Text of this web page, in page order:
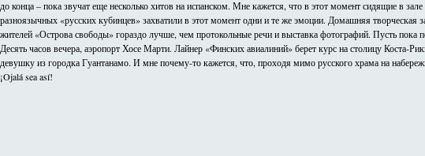
до конца – пока звучат еще несколько хитов на испанском. Мне кажется, что в этот момент сидящие в
разноязычных «русских кубинцев» захватили в этот момент одни и те же эмоции. Домашняя творческая
жителей «Острова свободы» гораздо лучше, чем протокольные речи и выставка фотографий. Пусть пока
Десять часов вечера, аэропорт Хосе Марти. Лайнер «Финских авиалиний» берет курс на столицу
девушку из городка Гуантанамо. И мне почему-то кажется, что, проходя мимо русского храма на
¡Ojalá sea así!